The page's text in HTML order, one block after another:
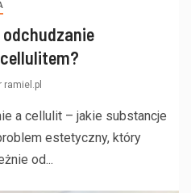
ramiel.pl
a cellulit – jakie substancje
estetyczny, który
od...